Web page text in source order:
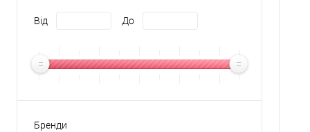
Від До
Бренди